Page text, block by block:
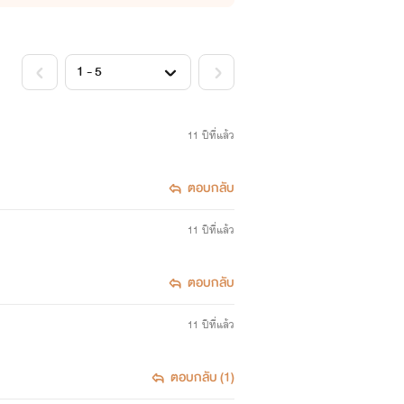
11 ปีที่แล้ว
ตอบกลับ
11 ปีที่แล้ว
ตอบกลับ
11 ปีที่แล้ว
ตอบกลับ (1)